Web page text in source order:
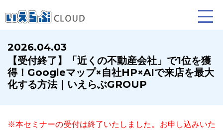
賃貸仲介
業務向け機能
売買仲介
業務向け機能
賃貸管理
2026.04.03
【受付終了】「近くの不動産会社」で1位を獲
得！Googleマップ×自社HP×AIで来店を最大
化する方法｜いえらぶGROUP
※本セミナーの受付は終了いたしました。お申し込みいた